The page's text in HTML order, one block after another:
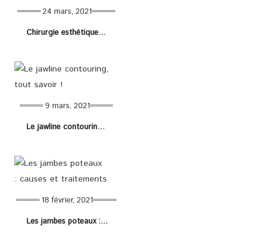
24 mars, 2021
Chirurgie esthétique au Maroc : les spécificités
9 mars, 2021
Le jawline contouring, tout savoir !
18 février, 2021
Les jambes poteaux : causes et traitements